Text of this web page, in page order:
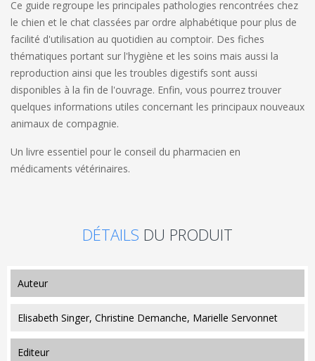
Ce guide regroupe les principales pathologies rencontrées chez
le chien et le chat classées par ordre alphabétique pour plus de
facilité d'utilisation au quotidien au comptoir. Des fiches
thématiques portant sur l'hygiène et les soins mais aussi la
reproduction ainsi que les troubles digestifs sont aussi
disponibles à la fin de l'ouvrage. Enfin, vous pourrez trouver
quelques informations utiles concernant les principaux nouveaux
animaux de compagnie.
Un livre essentiel pour le conseil du pharmacien en
médicaments vétérinaires.
DÉTAILS DU PRODUIT
auteur
Elisabeth Singer, Christine Demanche, Marielle Servonnet
editeur